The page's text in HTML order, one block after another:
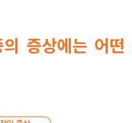
증상에는 어떤